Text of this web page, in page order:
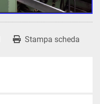
Stampa scheda